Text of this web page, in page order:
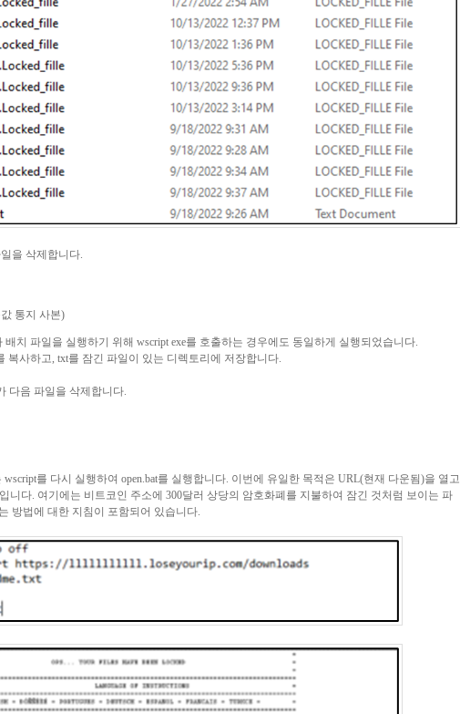
을 삭제합니다.
값 통지 사본)
배치 파일을 실행하기 위해 wscript exe를 호출하는 경우에도 동일하게 실행되었습니다.
복사하고, txt를 잠긴 파일이 있는 디렉토리에 저장합니다.
다음 파일을 삭제합니다.
wscript를 다시 실행하여 open.bat를 실행합니다. 이번에 유일한 목적은 URL(현재 다운됨)을 열고
니다. 여기에는 비트코인 주소에 300달러 상당의 암호화폐를 지불하여 잠긴 것처럼 보이는 파
방법에 대한 지침이 포함되어 있습니다.